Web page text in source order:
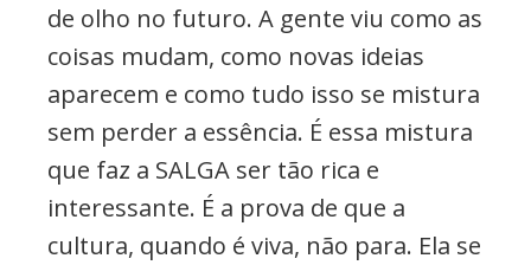
de olho no futuro. A gente viu como as
coisas mudam, como novas ideias
aparecem e como tudo isso se mistura
sem perder a essência. É essa mistura
que faz a SALGA ser tão rica e
interessante. É a prova de que a
cultura, quando é viva, não para. Ela se